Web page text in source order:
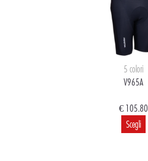
5 colori
V965A
€ 105.80
Scegli